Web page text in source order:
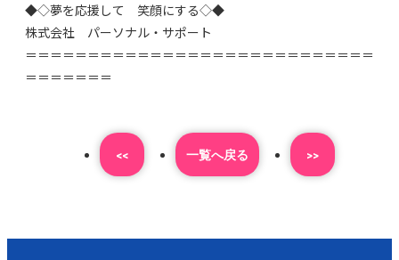
◆◇夢を応援して 笑顔にする◇◆
株式会社 パーソナル・サポート
＝＝＝＝＝＝＝＝＝＝＝＝＝＝＝＝＝＝＝＝＝＝＝＝＝＝＝＝
＝＝＝＝＝＝＝
<< ⼀覧へ戻る >>